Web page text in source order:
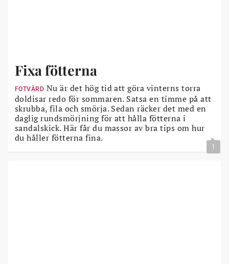
Fixa fötterna
FOTVÅRD Nu är det hög tid att göra vinterns torra
doldisar redo för sommaren. Satsa en timme på att
skrubba, fila och smörja. Sedan räcker det med en
daglig rundsmörjning för att hålla fötterna i
sandalskick. Här får du massor av bra tips om hur
du håller fötterna fina.
1